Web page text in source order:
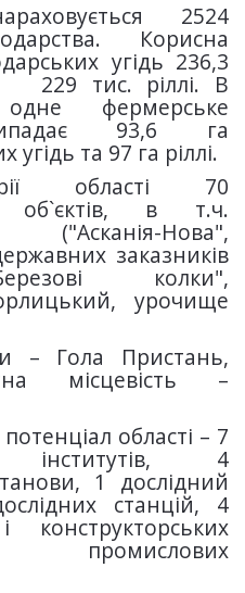
2524
Корисна
угідь 236,3
тис. ріллі. В
фермерське
93,6 га
угідь та 97 га ріллі.
області 70
об`єктів, в т.ч.
Нова",
заказників
колки",
урочище
– Гола Пристань,
місцевість –
області – 7
інститутів, 4
1 дослідний
станцій, 4
конструкторських
промислових